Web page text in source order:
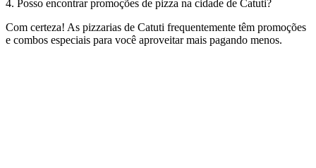
4. Posso encontrar promoções de pizza na cidade de Catuti?
Com certeza! As pizzarias de Catuti frequentemente têm promoções
e combos especiais para você aproveitar mais pagando menos.